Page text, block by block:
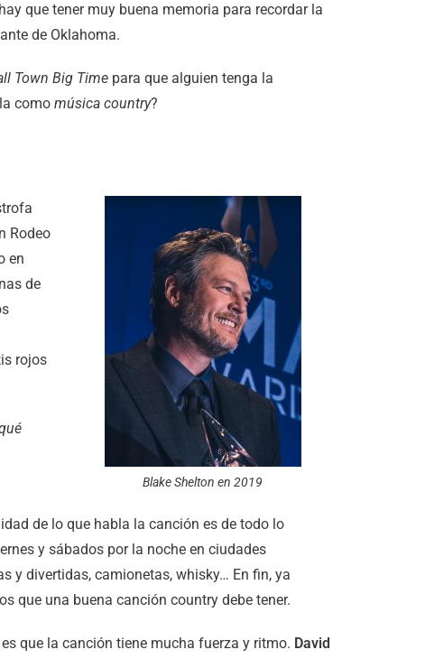
que tener muy buena memoria para recordar la
de Oklahoma.
Town Big Time para que alguien tenga la
como música country?
Rodeo
en
de
rojos
Blake Shelton en 2019
de lo que habla la canción es de todo lo
y sábados por la noche en ciudades
y divertidas, camionetas, whisky… En fin, ya
que una buena canción country debe tener.
que la canción tiene mucha fuerza y ritmo. David